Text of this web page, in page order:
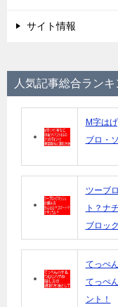
サイト情報
人気記事総合ランキ
M字は
ブロ・
ツーブ
ト？ナ
ブロッ
てっぺ
てっぺ
ント！